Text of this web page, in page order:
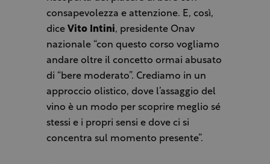
consapevolezza e attenzione. E, così,
dice Vito Intini, presidente Onav
nazionale “con questo corso vogliamo
andare oltre il concetto ormai abusato
di “bere moderato”. Crediamo in un
approccio olistico, dove l’assaggio del
vino è un modo per scoprire meglio sé
stessi e i propri sensi e dove ci si
concentra sul momento presente”.